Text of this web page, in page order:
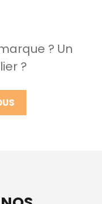
? Un
?